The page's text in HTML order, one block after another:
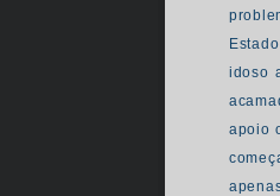
idoso
apoio